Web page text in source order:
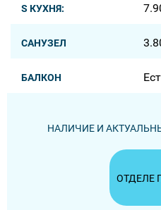
S КУХНЯ:
САНУЗЕЛ
БАЛКОН
НАЛИЧИЕ И
ОТДЕЛЕ